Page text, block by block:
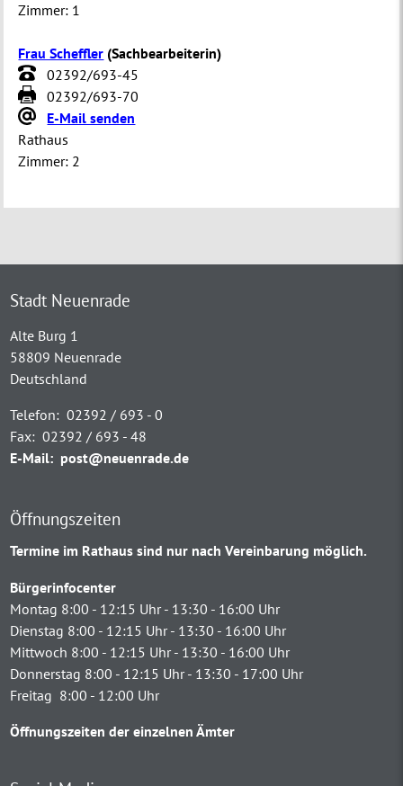
Zimmer: 1
Frau Scheffler (Sachbearbeiterin)
02392/693-45
02392/693-70
E-Mail senden
Rathaus
Zimmer: 2
Stadt Neuenrade
Alte Burg 1
58809 Neuenrade
Deutschland
Telefon: 02392 / 693 - 0
Fax: 02392 / 693 - 48
E-Mail: post@neuenrade.de
Öffnungszeiten
Termine im Rathaus sind nur nach Vereinbarung möglich.
Bürgerinfocenter
Montag 8:00 - 12:15 Uhr - 13:30 - 16:00 Uhr
Dienstag 8:00 - 12:15 Uhr - 13:30 - 16:00 Uhr
Mittwoch 8:00 - 12:15 Uhr - 13:30 - 16:00 Uhr
Donnerstag 8:00 - 12:15 Uhr - 13:30 - 17:00 Uhr
Freitag 8:00 - 12:00 Uhr
Öffnungszeiten der einzelnen Ämter